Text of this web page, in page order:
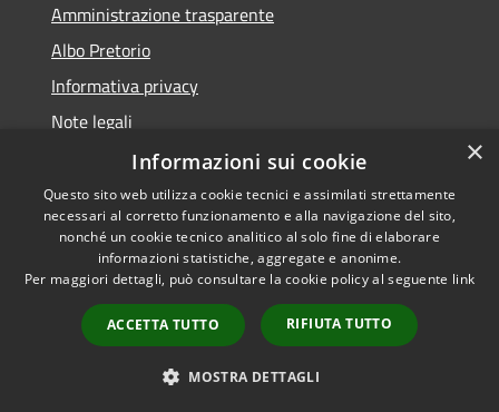
Amministrazione trasparente
Albo Pretorio
Informativa privacy
Note legali
Dichiarazione di accessibilità
RSS
Accessibilità
Copyright © 2026 • Comune di
Municipium•
Accesso
redazione
×
Informazioni sui cookie
Questo sito web utilizza cookie tecnici e assimilati strettamente
necessari al corretto funzionamento e alla navigazione del sito,
nonché un cookie tecnico analitico al solo fine di elaborare
informazioni statistiche, aggregate e anonime.
Per maggiori dettagli, può consultare la cookie policy al seguente link
ACCETTA TUTTO RIFIUTA TUTTO
MOSTRA DETTAGLI